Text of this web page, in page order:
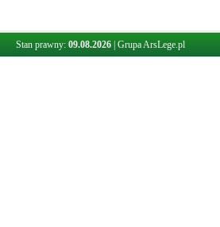
Stan prawny: 09.08.2026 Grupa ArsLege.pl